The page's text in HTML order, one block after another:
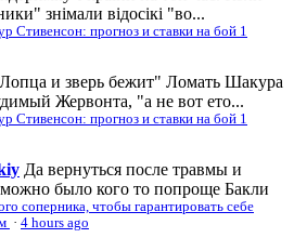
знімали відосікі "во...
Стивенсон: прогноз и ставки на бой 1
и зверь бежит" Ломать Шакура
Жервонта, "а не вот ето...
Стивенсон: прогноз и ставки на бой 1
Да вернуться после травмы и
было кого то попроще Бакли
соперника, чтобы гарантировать себе
· 4 hours ago